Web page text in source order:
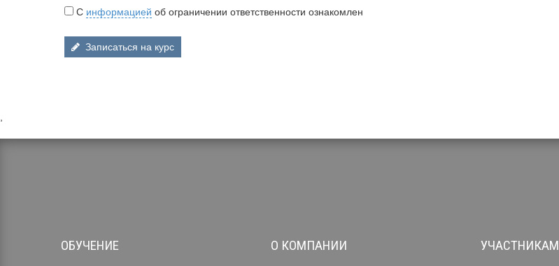
С информацией об ограничении ответственности ознакомлен
Записаться на курс
ОБУЧЕНИЕ О КОМПАНИИ УЧАСТНИКАМ